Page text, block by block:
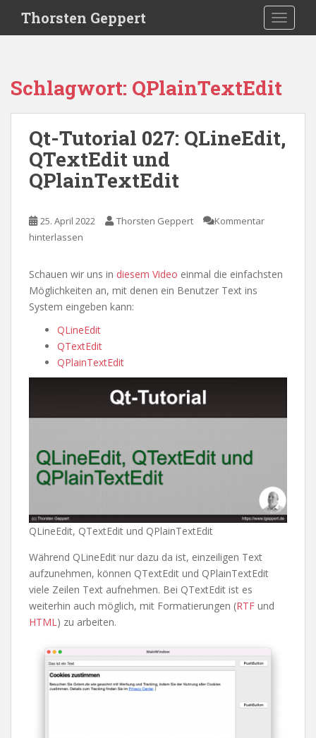
i
Thorsten Geppert
Schlagwort: QPlainTextEdit
Qt-Tutorial 027: QLineEdit,
QTextEdit und
QPlainTextEdit
25. April 2022 Thorsten Geppert
Kommentar
hinterlassen
Schauen wir uns in diesem Video einmal die einfachsten
Möglichkeiten an, mit denen ein Benutzer Text ins
System eingeben kann:
QLineEdit
QTextEdit
QPlainTextEdit
QLineEdit, QTextEdit und QPlainTextEdit
Während QLineEdit nur dazu da ist, einzeiligen Text
aufzunehmen, können QTextEdit und QPlainTextEdit
viele Zeilen Text aufnehmen. Bei QTextEdit ist es
weiterhin auch möglich, mit Formatierungen (RTF und
HTML) zu arbeiten.